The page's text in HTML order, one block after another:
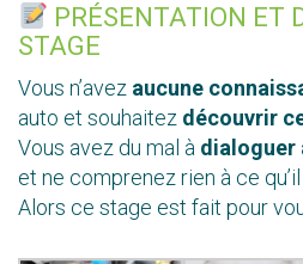
PRÉSENTATION ET
STAGE
Vous n’avez aucune
auto et souhaitez découvrir
Vous avez du mal à dialoguer
et ne comprenez rien à ce
Alors ce stage est fait pour